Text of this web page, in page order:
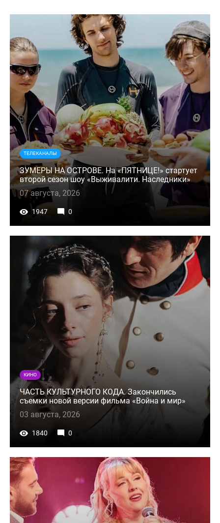
ТЕЛЕКАНАЛЫ
ЗУМЕРЫ НА ОСТРОВЕ. На «ПЯТНИЦЕ!» стартует
второй сезон шоу «Выживалити. Наследники»
07 августа, 2026
1947 0
КИНО
ЧАСТЬ КУЛЬТУРНОГО КОДА. Закончились
съемки новой версии фильма «Война и мир»
03 августа, 2026
1840 0